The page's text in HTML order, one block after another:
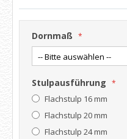
Dornmaß
Stulpausführung
Flachstulp 16 mm
Flachstulp 20 mm
Flachstulp 24 mm